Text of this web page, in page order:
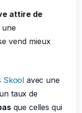
attire de
vend mieux
Skool avec une
taux de
que celles qui